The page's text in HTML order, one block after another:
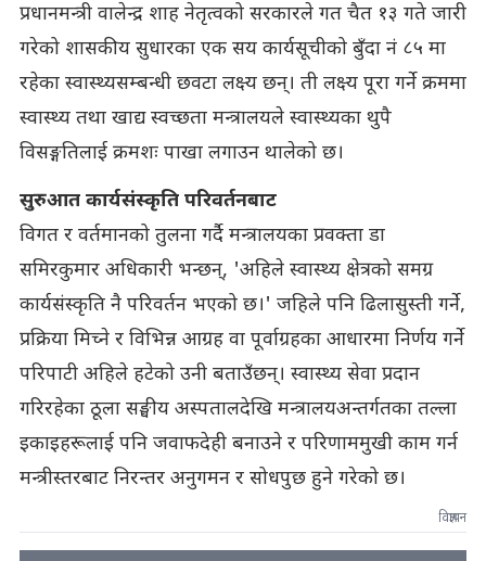
प्रधानमन्त्री वालेन्द्र शाह नेतृत्वको सरकारले गत चैत १३ गते जारी
गरेको शासकीय सुधारका एक सय कार्यसूचीको बुँदा नं ८५ मा
रहेका स्वास्थ्यसम्बन्धी छवटा लक्ष्य छन्। ती लक्ष्य पूरा गर्ने क्रममा
स्वास्थ्य तथा खाद्य स्वच्छता मन्त्रालयले स्वास्थ्यका थुपै
विसङ्गतिलाई क्रमशः पाखा लगाउन थालेको छ।
सुरुआत कार्यसंस्कृति परिवर्तनबाट
विगत र वर्तमानको तुलना गर्दै मन्त्रालयका प्रवक्ता डा
समिरकुमार अधिकारी भन्छन्, 'अहिले स्वास्थ्य क्षेत्रको समग्र
कार्यसंस्कृति नै परिवर्तन भएको छ।' जहिले पनि ढिलासुस्ती गर्ने,
प्रक्रिया मिच्ने र विभिन्न आग्रह वा पूर्वाग्रहका आधारमा निर्णय गर्ने
परिपाटी अहिले हटेको उनी बताउँछन्। स्वास्थ्य सेवा प्रदान
गरिरहेका ठूला सङ्घीय अस्पतालदेखि मन्त्रालयअन्तर्गतका तल्ला
इकाइहरूलाई पनि जवाफदेही बनाउने र परिणाममुखी काम गर्न
मन्त्रीस्तरबाट निरन्तर अनुगमन र सोधपुछ हुने गरेको छ।
विज्ञापन